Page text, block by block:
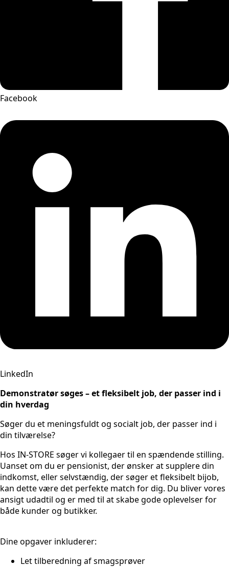
Facebook
LinkedIn
Demonstratør søges – et fleksibelt job, der passer ind i
din hverdag
Søger du et meningsfuldt og socialt job, der passer ind i
din tilværelse?
Hos IN-STORE søger vi kollegaer til en spændende stilling.
Uanset om du er pensionist, der ønsker at supplere din
indkomst, eller selvstændig, der søger et fleksibelt bijob,
kan dette være det perfekte match for dig. Du bliver vores
ansigt udadtil og er med til at skabe gode oplevelser for
både kunder og butikker.
Dine opgaver inkluderer:
Let tilberedning af smagsprøver